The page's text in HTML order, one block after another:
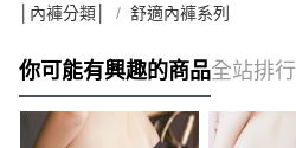
│內褲分類│ 舒適內褲系列
你可能有興趣的商品全站排行